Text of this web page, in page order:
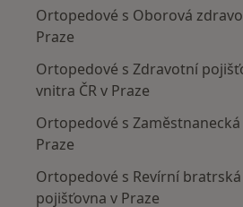
Ortopedové s Oborová
Praze
Ortopedové s Zdravotní
vnitra ČR v Praze
Ortopedové s
Praze
Ortopedové s Revírní
pojišťovna v Praze